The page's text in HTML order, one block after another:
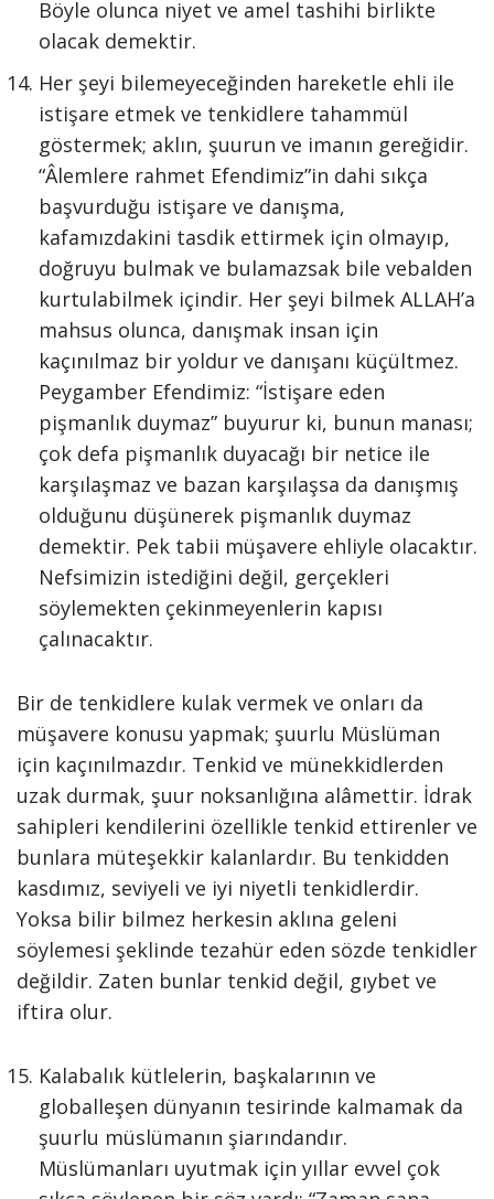
Böyle olunca niyet ve amel tashihi birlikte
olacak demektir.
Her şeyi bilemeyeceğinden hareketle ehli ile
istişare etmek ve tenkidlere tahammül
göstermek; aklın, şuurun ve imanın gereğidir.
“Âlemlere rahmet Efendimiz”in dahi sıkça
başvurduğu istişare ve danışma,
kafamızdakini tasdik ettirmek için olmayıp,
doğruyu bulmak ve bulamazsak bile vebalden
kurtulabilmek içindir. Her şeyi bilmek ALLAH’a
mahsus olunca, danışmak insan için
kaçınılmaz bir yoldur ve danışanı küçültmez.
Peygamber Efendimiz: “İstişare eden
pişmanlık duymaz” buyurur ki, bunun manası;
çok defa pişmanlık duyacağı bir netice ile
karşılaşmaz ve bazan karşılaşsa da danışmış
olduğunu düşünerek pişmanlık duymaz
demektir. Pek tabii müşavere ehliyle olacaktır.
Nefsimizin istediğini değil, gerçekleri
söylemekten çekinmeyenlerin kapısı
çalınacaktır.
Bir de tenkidlere kulak vermek ve onları da
müşavere konusu yapmak; şuurlu Müslüman
için kaçınılmazdır. Tenkid ve münekkidlerden
uzak durmak, şuur noksanlığına alâmettir. İdrak
sahipleri kendilerini özellikle tenkid ettirenler ve
bunlara müteşekkir kalanlardır. Bu tenkidden
kasdımız, seviyeli ve iyi niyetli tenkidlerdir.
Yoksa bilir bilmez herkesin aklına geleni
söylemesi şeklinde tezahür eden sözde tenkidler
değildir. Zaten bunlar tenkid değil, gıybet ve
iftira olur.
Kalabalık kütlelerin, başkalarının ve
globalleşen dünyanın tesirinde kalmamak da
şuurlu müslümanın şiarındandır.
Müslümanları uyutmak için yıllar evvel çok